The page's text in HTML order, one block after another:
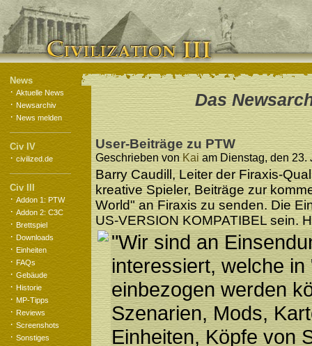
News
· Aktuelle News
· Newsarchiv
· News melden
Civ IV
· civilized.de
Civ III
· Addon 1: PTW
· Addon 2: C3C
· Brettspiel
· Downloads
· Einheiten
· FAQs
· Gebäude
· Historie
· MP-Tipps
· Reviews
· Screenshots
· Sonstiges
Das
User-Beiträge zu PTW
Geschrieben vonKai am Dienstag, den 23.
Barry Caudill, Leiter der Firaxis-
kreative Spieler, Beiträge zur
World" an Firaxis zu senden. Die
US-VERSION KOMPATIBEL sein.
"Wir sind an
interessiert, welche in
einbezogen werden
Szenarien, Mods,
Einheiten, Köpfe von